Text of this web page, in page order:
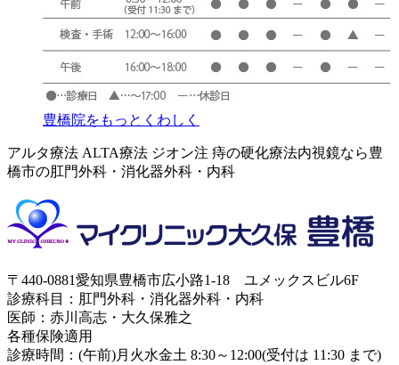
豊橋院をもっとくわしく
アルタ療法 ALTA療法 ジオン注 痔の硬化療法内視鏡なら豊
橋市の肛門外科・消化器外科・内科
〒440-0881愛知県豊橋市広小路1-18 ユメックスビル6F
診療科目：肛門外科・消化器外科・内科
医師：赤川高志・大久保雅之
各種保険適用
診療時間：(午前)月火水金土 8:30～12:00(受付は 11:30 まで)